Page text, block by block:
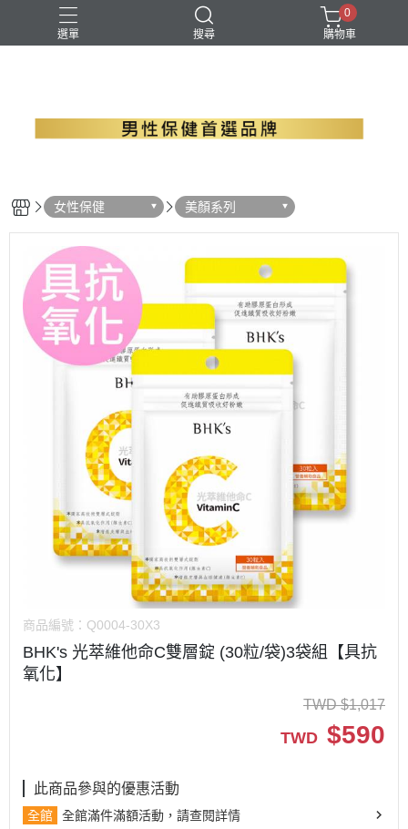
選單 搜尋
B群+馬卡 EPA魚油 瑪卡 精胺酸 螯合鋅
0
購物車
女性保健 美顏系列
商品編號： Q0004-30X3
BHK's 光萃維他命C雙層錠 (30粒/袋)3袋組【具抗
氧化】
TWD $1,017
TWD $590
此商品參與的優惠活動
全館 全館滿件滿額活動，請查閱詳情